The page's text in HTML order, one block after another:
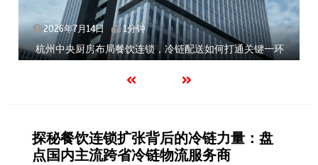
一环
2026年7月14日 1分钟
北京餐饮企业如何选择冷链公司？
探秘餐饮连锁扩张背后的冷链力量：盘
点国内主流跨省冷链物流服务商